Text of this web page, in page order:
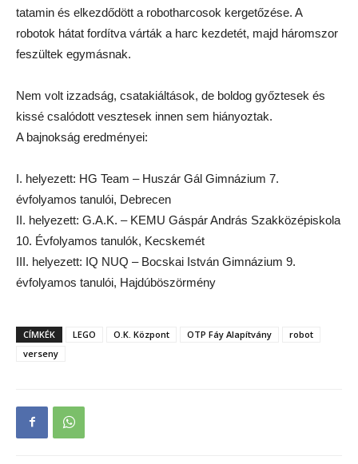
tatamin és elkezdődött a robotharcosok kergetőzése. A
robotok hátat fordítva várták a harc kezdetét, majd háromszor
feszültek egymásnak.
Nem volt izzadság, csatakiáltások, de boldog győztesek és
kissé csalódott vesztesek innen sem hiányoztak.
A bajnokság eredményei:
I. helyezett: HG Team – Huszár Gál Gimnázium 7.
évfolyamos tanulói, Debrecen
II. helyezett: G.A.K. – KEMU Gáspár András Szakközépiskola
10. Évfolyamos tanulók, Kecskemét
III. helyezett: IQ NUQ – Bocskai István Gimnázium 9.
évfolyamos tanulói, Hajdúböszörmény
CÍMKÉK LEGO O.K. Központ OTP Fáy Alapítvány
robot
verseny